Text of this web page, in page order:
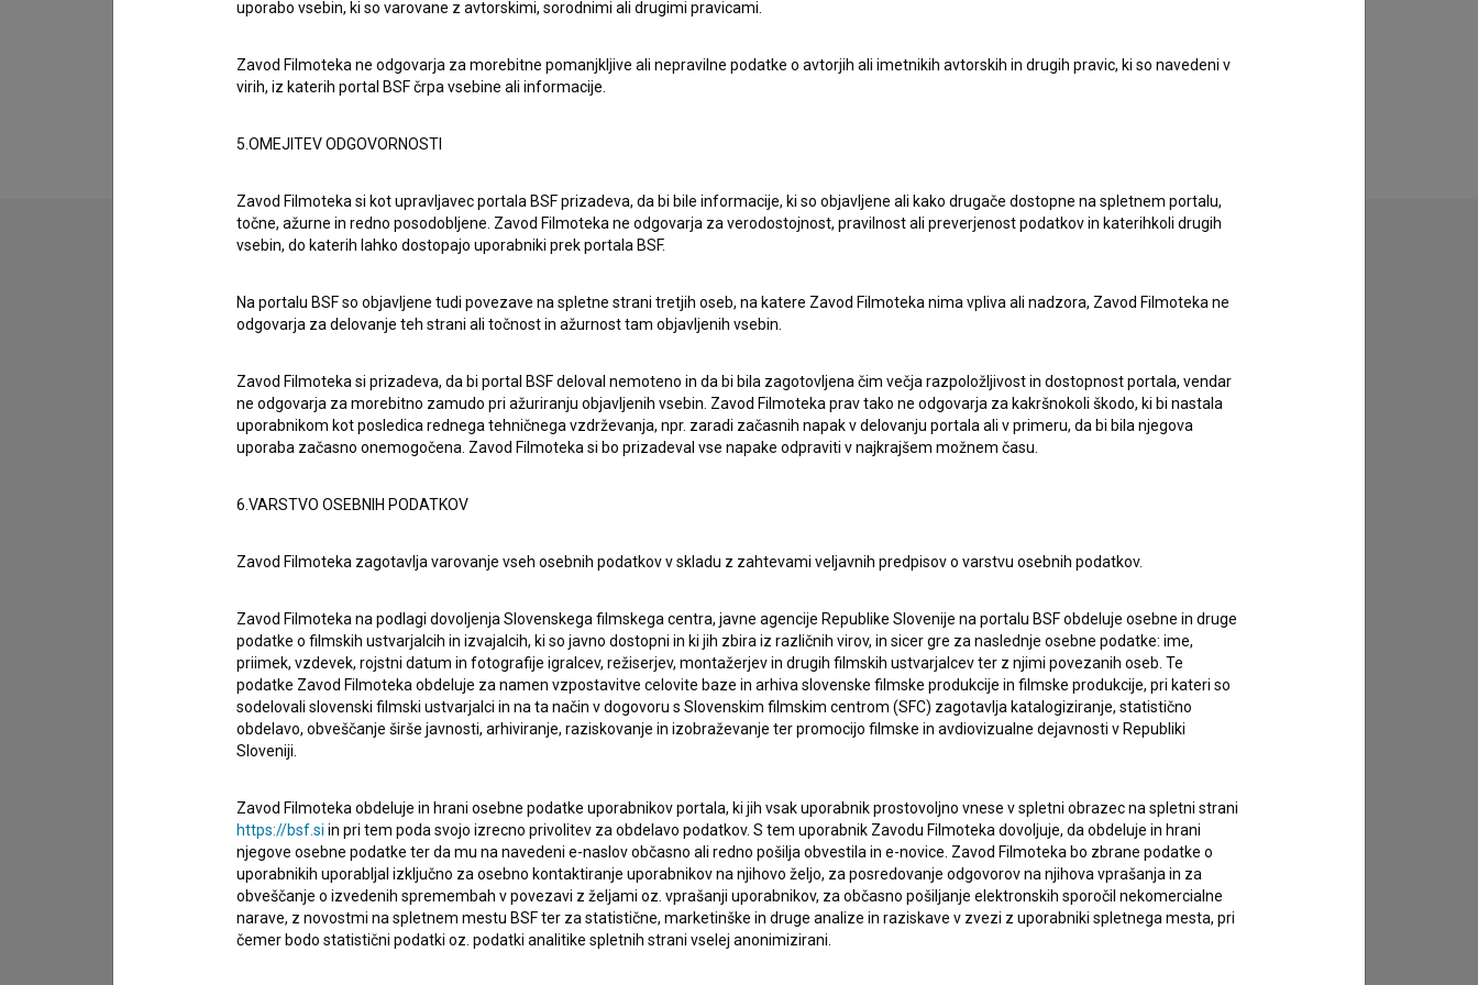
Organizacije
Razširjeni podatki
Spoštovani, s pomočjo spodnjega obrazca lahko stopite v stik z uredništvom Baze slovenskih filmov. Veseli bomo vaših odzivov.
imam vprašanje
prijavljam napako
želim dodati podatke
Sprejemamsplošne pogojein dajemsoglasje za zbiranje, hrambo in obdelavo osebnih
podatkov.
uporabo vsebin, ki so varovane z avtorskimi, sorodnimi ali drugimi pravicami.
Zavod Filmoteka ne odgovarja za morebitne pomanjkljive ali nepravilne podatke o avtorjih ali imetnikih avtorskih in drugih pravic, ki so navedeni v
virih, iz katerih portal BSF črpa vsebine ali informacije.
5.OMEJITEV ODGOVORNOSTI
Zavod Filmoteka si kot upravljavec portala BSF prizadeva, da bi bile informacije, ki so objavljene ali kako drugače dostopne na spletnem portalu,
točne, ažurne in redno posodobljene. Zavod Filmoteka ne odgovarja za verodostojnost, pravilnost ali preverjenost podatkov in katerihkoli drugih
vsebin, do katerih lahko dostopajo uporabniki prek portala BSF.
Na portalu BSF so objavljene tudi povezave na spletne strani tretjih oseb, na katere Zavod Filmoteka nima vpliva ali nadzora, Zavod Filmoteka ne
odgovarja za delovanje teh strani ali točnost in ažurnost tam objavljenih vsebin.
Zavod Filmoteka si prizadeva, da bi portal BSF deloval nemoteno in da bi bila zagotovljena čim večja razpoložljivost in dostopnost portala, vendar
ne odgovarja za morebitno zamudo pri ažuriranju objavljenih vsebin. Zavod Filmoteka prav tako ne odgovarja za kakršnokoli škodo, ki bi nastala
uporabnikom kot posledica rednega tehničnega vzdrževanja, npr. zaradi začasnih napak v delovanju portala ali v primeru, da bi bila njegova
uporaba začasno onemogočena. Zavod Filmoteka si bo prizadeval vse napake odpraviti v najkrajšem možnem času.
6.VARSTVO OSEBNIH PODATKOV
Zavod Filmoteka zagotavlja varovanje vseh osebnih podatkov v skladu z zahtevami veljavnih predpisov o varstvu osebnih podatkov.
Zavod Filmoteka na podlagi dovoljenja Slovenskega filmskega centra, javne agencije Republike Slovenije na portalu BSF obdeluje osebne in druge
podatke o filmskih ustvarjalcih in izvajalcih, ki so javno dostopni in ki jih zbira iz različnih virov, in sicer gre za naslednje osebne podatke: ime,
priimek, vzdevek, rojstni datum in fotografije igralcev, režiserjev, montažerjev in drugih filmskih ustvarjalcev ter z njimi povezanih oseb. Te
podatke Zavod Filmoteka obdeluje za namen vzpostavitve celovite baze in arhiva slovenske filmske produkcije in filmske produkcije, pri kateri so
sodelovali slovenski filmski ustvarjalci in na ta način v dogovoru s Slovenskim filmskim centrom (SFC) zagotavlja katalogiziranje, statistično
obdelavo, obveščanje širše javnosti, arhiviranje, raziskovanje in izobraževanje ter promocijo filmske in avdiovizualne dejavnosti v Republiki
Sloveniji.
Zavod Filmoteka obdeluje in hrani osebne podatke uporabnikov portala, ki jih vsak uporabnik prostovoljno vnese v spletni obrazec na spletni strani
https://bsf.si in pri tem poda svojo izrecno privolitev za obdelavo podatkov. S tem uporabnik Zavodu Filmoteka dovoljuje, da obdeluje in hrani
njegove osebne podatke ter da mu na navedeni e-naslov občasno ali redno pošilja obvestila in e-novice. Zavod Filmoteka bo zbrane podatke o
uporabnikih uporabljal izključno za osebno kontaktiranje uporabnikov na njihovo željo, za posredovanje odgovorov na njihova vprašanja in za
obveščanje o izvedenih spremembah v povezavi z željami oz. vprašanji uporabnikov, za občasno pošiljanje elektronskih sporočil nekomercialne
narave, z novostmi na spletnem mestu BSF ter za statistične, marketinške in druge analize in raziskave v zvezi z uporabniki spletnega mesta, pri
čemer bodo statistični podatki oz. podatki analitike spletnih strani vselej anonimizirani.